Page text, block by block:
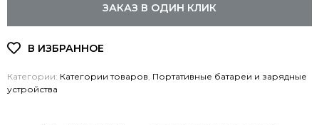
ЗАКАЗ В ОДИН КЛИК
Категории: Категории товаров Портативные батареи и зарядные
устройства